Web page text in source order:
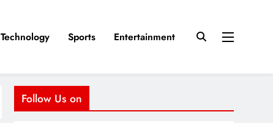
Technology Sports Entertainment
Follow Us on